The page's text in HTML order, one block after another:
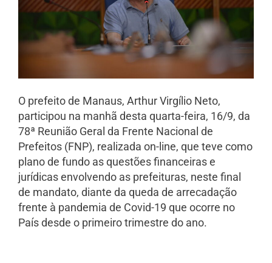
O prefeito de Manaus, Arthur Virgílio Neto,
participou na manhã desta quarta-feira, 16/9, da
78ª Reunião Geral da Frente Nacional de
Prefeitos (FNP), realizada on-line, que teve como
plano de fundo as questões financeiras e
jurídicas envolvendo as prefeituras, neste final
de mandato, diante da queda de arrecadação
frente à pandemia de Covid-19 que ocorre no
País desde o primeiro trimestre do ano.